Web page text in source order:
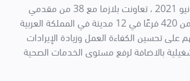
منذ الانطلاق في يونيو 2021 ، تعاونت بلازما مع 38 من مقدمي
الرعاية الصحية بأكثر من 420 فرعًا في 12 مدينة في المملكة العربية
على تحسين الكفاءة العمل وزيادة الإيرادات
بالاضافة لرفع مستوى الخدمات الصحية